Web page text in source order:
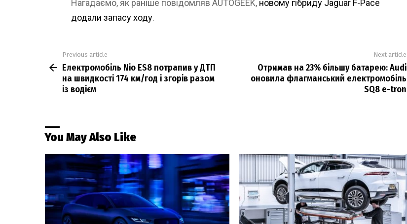
Нагадаємо, як раніше повідомляв AUTOGEEK, новому гібриду Jaguar F-Pace
додали запасу ходу.
more
Previous article
Електромобіль Nio ES8 потрапив у ДТП
на швидкості 174 км/год і згорів разом
із водієм
Next article
Отримав на 23% більшу батарею: Audi
оновила флагманський електромобіль
SQ8 e-tron
You May Also Like